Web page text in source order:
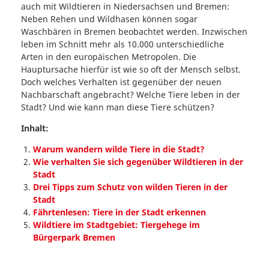
auch mit Wildtieren in Niedersachsen und Bremen:
Neben Rehen und Wildhasen können sogar
Waschbären in Bremen beobachtet werden. Inzwischen
leben im Schnitt mehr als 10.000 unterschiedliche
Arten in den europäischen Metropolen. Die
Hauptursache hierfür ist wie so oft der Mensch selbst.
Doch welches Verhalten ist gegenüber der neuen
Nachbarschaft angebracht? Welche Tiere leben in der
Stadt? Und wie kann man diese Tiere schützen?
Inhalt:
Warum wandern wilde Tiere in die Stadt?
Wie verhalten Sie sich gegenüber Wildtieren in der
Stadt
Drei Tipps zum Schutz von wilden Tieren in der
Stadt
Fährtenlesen: Tiere in der Stadt erkennen
Wildtiere im Stadtgebiet: Tiergehege im
Bürgerpark Bremen